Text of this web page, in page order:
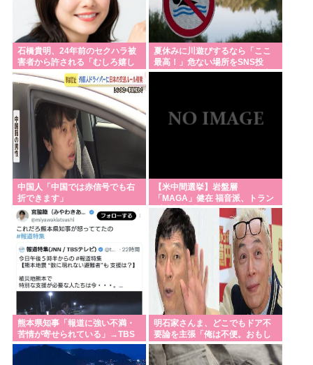
石橋貴明、24年前のセクハラ被
害者から許される「むしろ嬉し
かったんですよ」
夏休みに川遊びするなら「ここ
最高！」危ない場所をSNS投
稿、水難事故が起きたら法的責
中国人「中国では赤信号でも右
折できます」
【米中間選挙】岩盤層
「MAGA」健在 福音派、トラン
プ氏支持 「動員」偏重、分断の
危険
熊本県知事「報道に強い不満・
苦情が寄せられている」→TBS
の報道特集がまさにそれな件
明石家さんま、どこでもドア不
要論を主張「俺は不便。おもし
ろくない」